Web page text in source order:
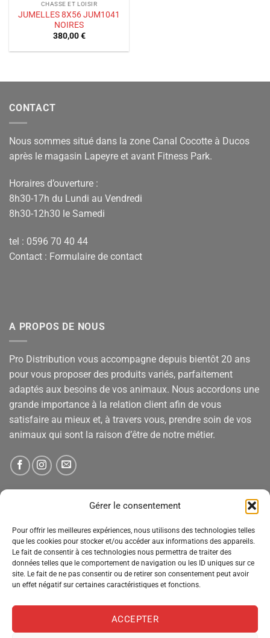
Gérer le consentement
Pour offrir les meilleures expériences, nous utilisons des technologies telles
que les cookies pour stocker et/ou accéder aux informations des appareils.
Le fait de consentir à ces technologies nous permettra de traiter des
données telles que le comportement de navigation ou les ID uniques sur ce
site. Le fait de ne pas consentir ou de retirer son consentement peut avoir
un effet négatif sur certaines caractéristiques et fonctions.
ACCEPTER
CHASSE ET LOISIR
JUMELLES 8X56 JUM1041
NOIRES
380,00€
CONTACT
Nous sommes situé dans la zone Canal Cocotte à Ducos
après le magasin Lapeyre et avant Fitness Park.
Horaires d’ouverture :
8h30-17h du Lundi au Vendredi
8h30-12h30 le Samedi
tel : 0596 70 40 44
Contact : Formulaire de contact
A PROPOS DE NOUS
Pro Distribution vous accompagne depuis bientôt 20 ans
pour vous proposer des produits variés, parfaitement
adaptés aux besoins de vos animaux. Nous accordons une
grande importance à la relation client afin de vous
satisfaire au mieux et, à travers vous, prendre soin de vos
animaux qui sont la raison d’être de notre métier.
Tenez-vous informé des nouveautés, des offres spéciales
et des remises.